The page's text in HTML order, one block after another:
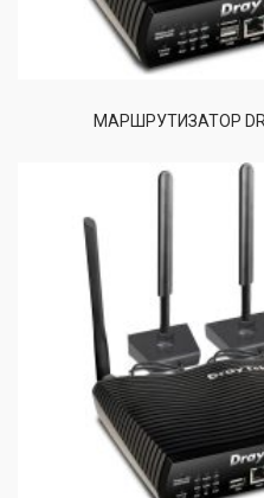
МАРШРУТИЗАТОР